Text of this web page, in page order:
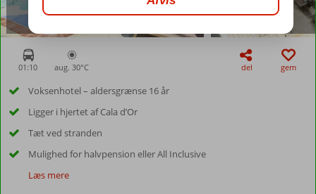
01:10 aug. 30°C del gem
Voksenhotel – aldersgrænse 16 år
Ligger i hjertet af Cala d’Or
Tæt ved stranden
Mulighed for halvpension eller All Inclusive
Læs mere